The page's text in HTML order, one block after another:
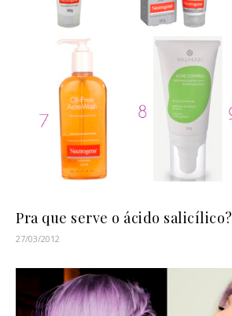
Pra que serve o ácido salicílico?
27/03/2012